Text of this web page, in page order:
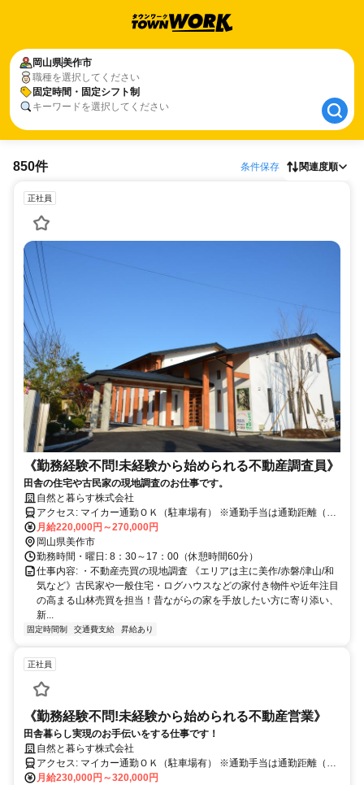
岡山県美作市
職種を選択してください
固定時間・固定シフト制
キーワードを選択してください
岡山県美作市
固定時間・固定シフト制
850件 条件保存 関連度順
正社員
《勤務経験不問!未経験から始められる不動産調査員》
田舎の住宅や古民家の現地調査のお仕事です。
自然と暮らす株式会社
アクセス: マイカー通勤ＯＫ（駐車場有） ※通勤手当は通勤距離（往
復）×10円×勤務日数（上限は月額3万円）
月給220,000円～270,000円
岡山県美作市
勤務時間・曜日: 8：30～17：00（休憩時間60分）
仕事内容: ・不動産売買の現地調査 《エリアは主に美作/赤磐/津山/和
気など》古民家や一般住宅・ログハウスなどの家付き物件や近年注目
の高まる山林売買を担当！昔ながらの家を手放したい方に寄り添い、
新...
固定時間制 交通費支給 昇給あり
正社員
《勤務経験不問!未経験から始められる不動産営業》
田舎暮らし実現のお手伝いをする仕事です！
自然と暮らす株式会社
アクセス: マイカー通勤ＯＫ（駐車場有） ※通勤手当は通勤距離（往
復）×10円×勤務日数（上限は月額3万円）
月給230,000円～320,000円